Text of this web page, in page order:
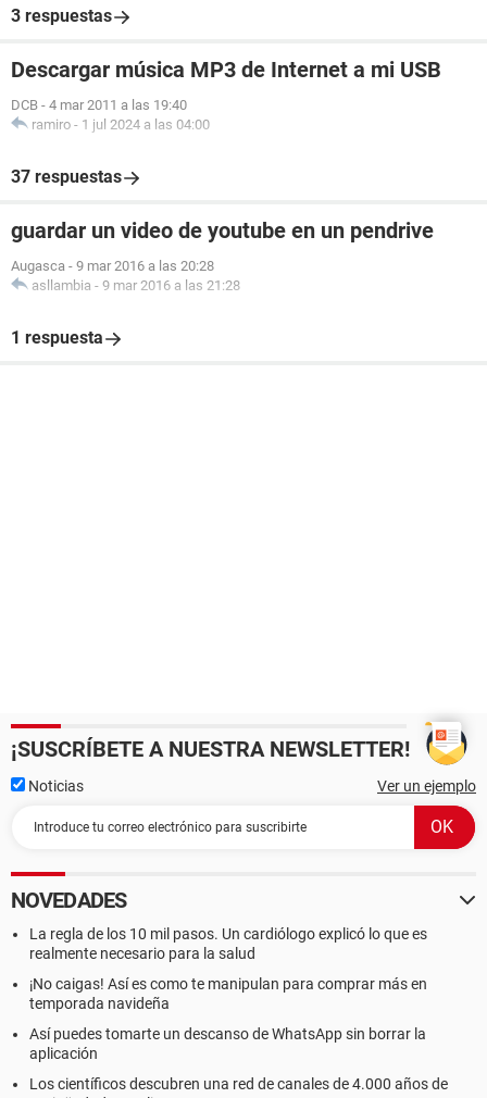
3 respuestas
Descargar música MP3 de Internet a mi USB
DCB - 4 mar 2011 a las 19:40
ramiro - 1 jul 2024 a las 04:00
37 respuestas
guardar un video de youtube en un pendrive
Augasca - 9 mar 2016 a las 20:28
asllambia - 9 mar 2016 a las 21:28
1 respuesta
¡SUSCRÍBETE A NUESTRA NEWSLETTER!
Noticias Ver un ejemplo
NOVEDADES
La regla de los 10 mil pasos. Un cardiólogo explicó lo que es
realmente necesario para la salud
¡No caigas! Así es como te manipulan para comprar más en
temporada navideña
Así puedes tomarte un descanso de WhatsApp sin borrar la
aplicación
Los científicos descubren una red de canales de 4.000 años de